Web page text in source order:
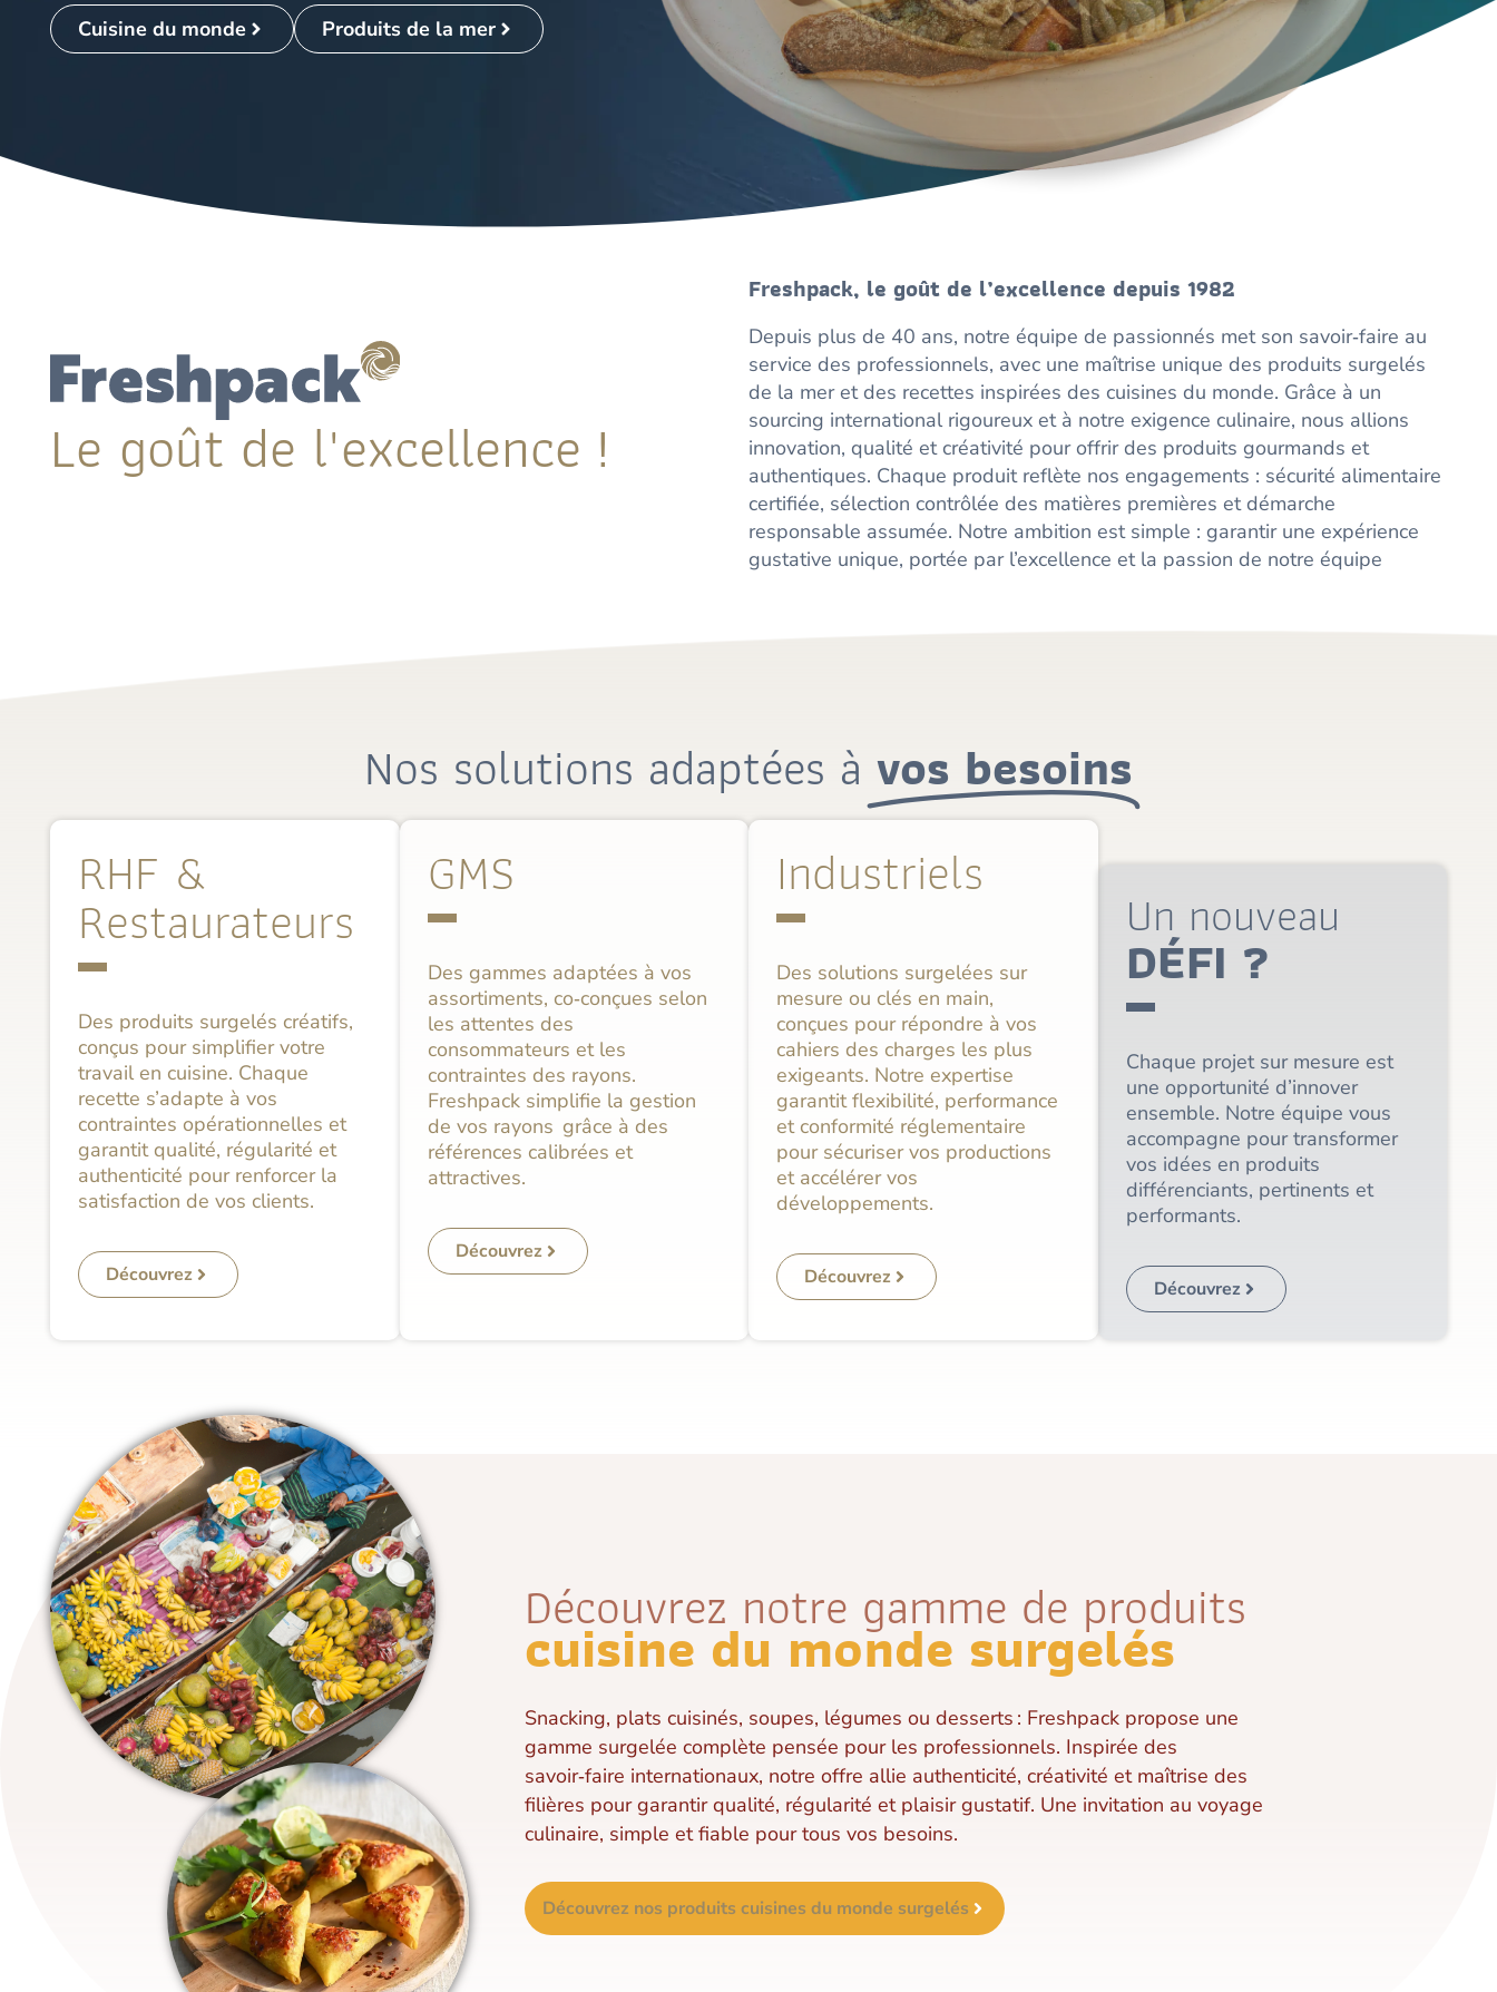
Cuisine du monde Produits de la mer
Le goût de l'excellence !
Freshpack, le goût de l’excellence depuis 1982
Depuis plus de 40 ans, notre équipe de passionnés met son savoir‑faire au
service des professionnels, avec une maîtrise unique des produits surgelés
de la mer et des recettes inspirées des cuisines du monde. Grâce à un
sourcing international rigoureux et à notre exigence culinaire, nous allions
innovation, qualité et créativité pour offrir des produits gourmands et
authentiques. Chaque produit reflète nos engagements : sécurité alimentaire
certifiée, sélection contrôlée des matières premières et démarche
responsable assumée. Notre ambition est simple : garantir une expérience
gustative unique, portée par l’excellence et la passion de notre équipe
Nos solutions adaptées à vos besoins
RHF &
Restaurateurs
Des produits surgelés créatifs,
conçus pour simplifier votre
travail en cuisine. Chaque
recette s’adapte à vos
contraintes opérationnelles et
garantit qualité, régularité et
authenticité pour renforcer la
satisfaction de vos clients.
Découvrez
GMS
Des gammes adaptées à vos
assortiments, co‑conçues selon
les attentes des
consommateurs et les
contraintes des rayons.
Freshpack simplifie la gestion
de vos rayons grâce à des
références calibrées et
attractives.
Découvrez
Industriels
Des solutions surgelées sur
mesure ou clés en main,
conçues pour répondre à vos
cahiers des charges les plus
exigeants. Notre expertise
garantit flexibilité, performance
et conformité réglementaire
pour sécuriser vos productions
et accélérer vos
développements.
Découvrez
Un nouveau
DÉFI ?
Chaque projet sur mesure est
une opportunité d’innover
ensemble. Notre équipe vous
accompagne pour transformer
vos idées en produits
différenciants, pertinents et
performants.
Découvrez
Découvrez notre gamme de produits
cuisine du monde surgelés
Snacking, plats cuisinés, soupes, légumes ou desserts : Freshpack propose une
gamme surgelée complète pensée pour les professionnels. Inspirée des
savoir‑faire internationaux, notre offre allie authenticité, créativité et maîtrise des
filières pour garantir qualité, régularité et plaisir gustatif. Une invitation au voyage
culinaire, simple et fiable pour tous vos besoins.
Découvrez nos produits cuisines du monde surgelés